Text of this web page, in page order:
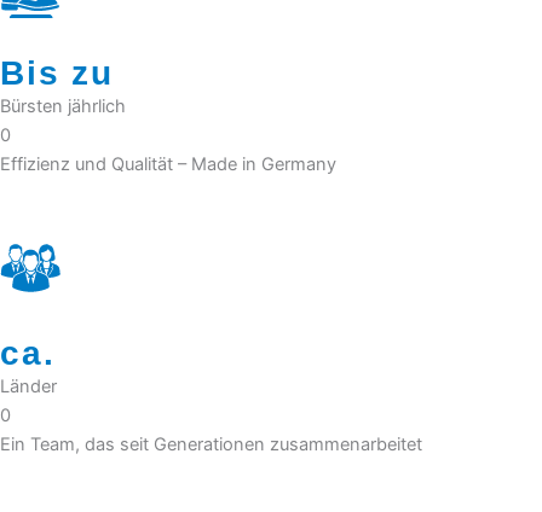
Bis zu
Bürsten jährlich
0
Effizienz und Qualität – Made in Germany
ca.
Länder
0
Ein Team, das seit Generationen zusammenarbeitet